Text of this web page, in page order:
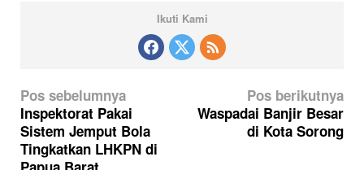
Ikuti Kami
N
a
v
i
Pos sebelumnya
Inspektorat Pakai
Sistem Jemput Bola
Tingkatkan LHKPN di
Pos berikutnya
Waspadai Banjir Besar
di Kota Sorong